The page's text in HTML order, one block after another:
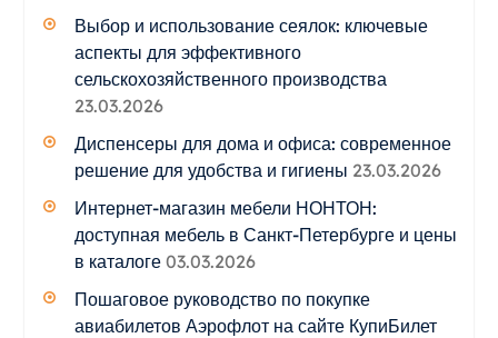
Выбор и использование сеялок: ключевые
аспекты для эффективного
сельскохозяйственного производства
23.03.2026
Диспенсеры для дома и офиса: современное
решение для удобства и гигиены 23.03.2026
Интернет-магазин мебели НОНТОН:
доступная мебель в Санкт-Петербурге и цены
в каталоге 03.03.2026
Пошаговое руководство по покупке
авиабилетов Аэрофлот на сайте КупиБилет